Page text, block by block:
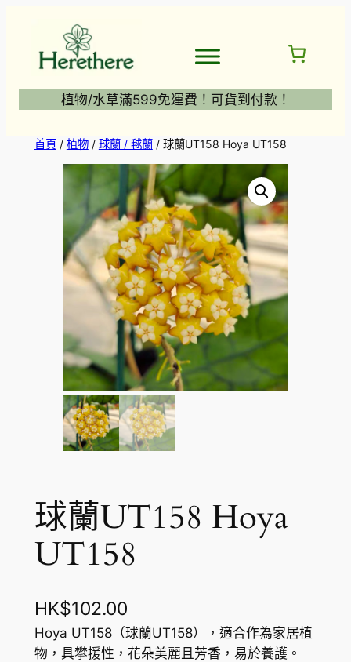
植物/水草滿599免運費！可貨到付款！
首頁/ 植物/ 球蘭 / 毬蘭/ 球蘭UT158 Hoya UT158
球蘭UT158 Hoya
UT158
HK$102.00
Hoya UT158（球蘭UT158），適合作為家居植
物，具攀援性，花朵美麗且芳香，易於養護。